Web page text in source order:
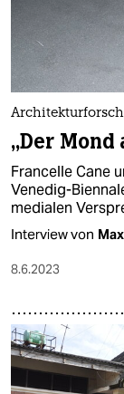
„Der
Francelle Cane
Venedig-
medialen
Interview von
8.6.2023